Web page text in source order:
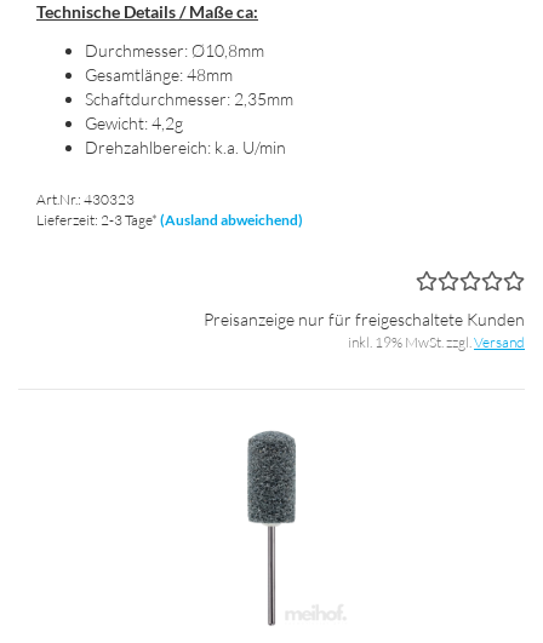
Tech­ni­sche De­tails / Maße ca:
Durch­mes­ser: Ø10,8mm
Ge­samt­län­ge: 48mm
Schaft­durch­mes­ser: 2,35mm
Ge­wicht: 4,2g
Dreh­zahl­be­reich: k.a. U/min
Art.Nr.: 430323
Lieferzeit: 2-3 Tage* (Ausland abweichend)
Preisanzeige nur für freigeschaltete Kunden
inkl. 19% MwSt. zzgl.Versand